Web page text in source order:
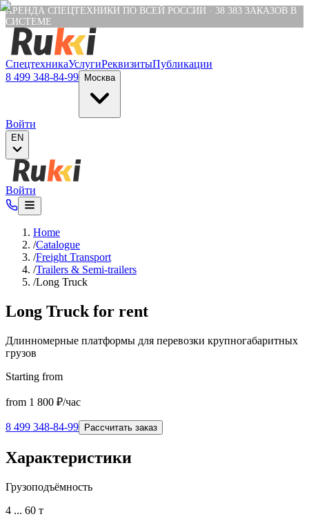
Verification: e6a4652c04df1fb8
АРЕНДА СПЕЦТЕХНИКИ ПО ВСЕЙ РОССИИ · 38 383 ЗАКАЗОВ В
СИСТЕМЕ
СпецтехникаУслугиРеквизитыПубликации
8 499 348-84-99
Москва
Войти
EN
Войти
Home
/Catalogue
/Freight Transport
/Trailers & Semi-trailers
/Long Truck
Long Truck for rent
Длинномерные платформы для перевозки крупногабаритных
грузов
Starting from
from 1 800 ₽/час
8 499 348-84-99 Рассчитать заказ
Характеристики
Грузоподъёмность
4 ... 60 т